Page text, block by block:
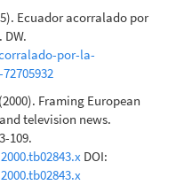
Ecuador acorralado por
por-la-
Framing European
television news.
109.
DOI: